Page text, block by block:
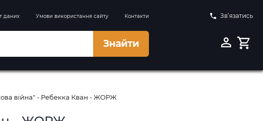
даних Умови використання сайту Контакти Зв’язатись
Знайти
війна" - Ребекка Кван - ЖОРЖ